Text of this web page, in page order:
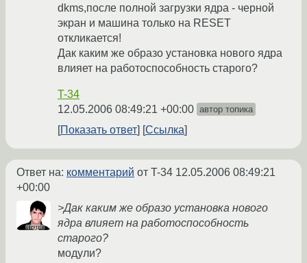
dkms,после полной загрузки ядра - черной
экран и машина только на RESET
откликается!
Дак каким же образо установка нового ядра
влияет на работоспособность старого?
T-34
12.05.2006 08:49:21 +00:00 автор топика
Показать ответ Ссылка
Ответ на: комментарий от T-34 12.05.2006 08:49:21
+00:00
>Дак каким же образо установка нового
ядра влияет на работоспособность
старого?
модули?